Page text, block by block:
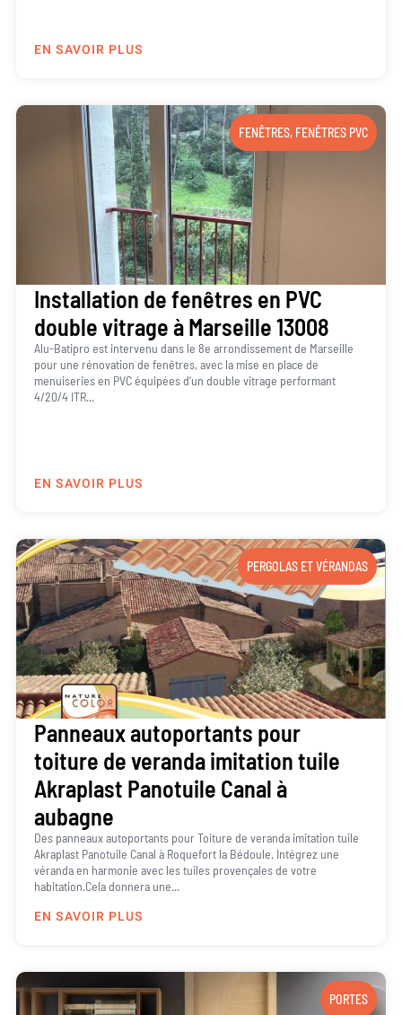
EN SAVOIR PLUS
FENÊTRES, FENÊTRES PVC
Installation de fenêtres en PVC
double vitrage à Marseille 13008
Alu-Batipro est intervenu dans le 8e arrondissement de Marseille
pour une rénovation de fenêtres, avec la mise en place de
menuiseries en PVC équipées d’un double vitrage performant
4/20/4 ITR...
EN SAVOIR PLUS
PERGOLAS ET VÉRANDAS
Panneaux autoportants pour
toiture de veranda imitation tuile
Akraplast Panotuile Canal à
aubagne
Des panneaux autoportants pour Toiture de veranda imitation tuile
Akraplast Panotuile Canal à Roquefort la Bédoule. Intégrez une
véranda en harmonie avec les tuiles provençales de votre
habitation.Cela donnera une...
EN SAVOIR PLUS
PORTES